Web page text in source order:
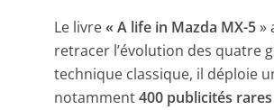
Le livre« A life in Mazda MX-5»
retracer l’évolution des quatre
technique classique, il déploie
notamment400 publicités